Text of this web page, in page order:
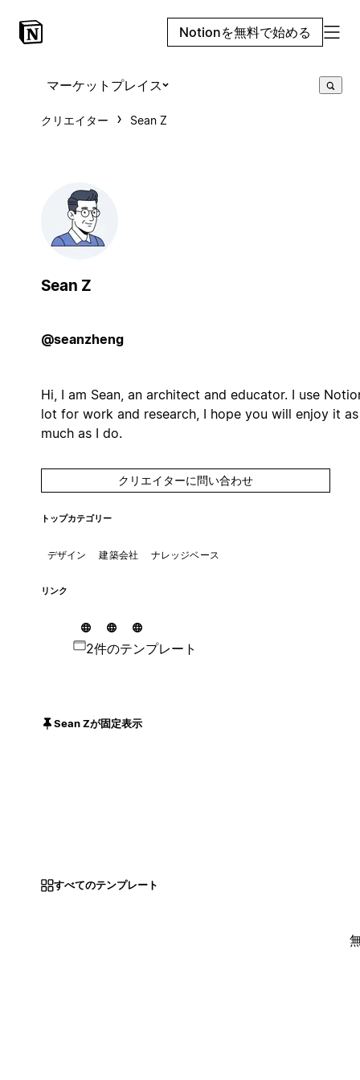
Notionを無料で始める
マーケットプレイス
クリエイター Sean Z
Sean Z
@seanzheng
Hi, I am Sean, an architect and educator. I use
lot for work and research, I hope you will enjoy it as
much as I do.
クリエイターに問い合わせ
トップカテゴリー
デザイン 建築会社 ナレッジベース
リンク
2件のテンプレート
Sean Zが固定表示
すべてのテンプレート